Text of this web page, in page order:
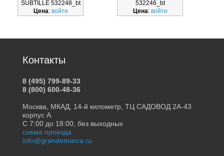
SUBTILLE 532248_bt
Цена: войти
532246_bt
Цена: войти
Контакты
8 (495) 799-89-33
8 (800) 600-48-36
Москва, МКАД, 14-й километр, ТЦ САДОВОД 2А-43
корпус А.
С 7:00 до 18:00, без выходных
схема проезда
info@grandemarca.ru